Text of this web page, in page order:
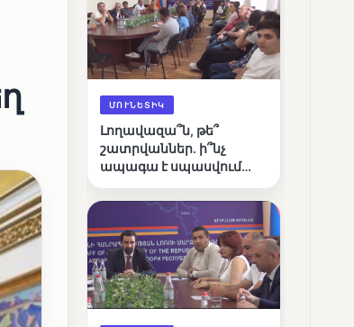
ՄՈՒՆԵՏԻԿ
Լողավազա՞ն, թե՞
շատրվաններ. ի՞նչ
ապագա է սպասվում
լճին